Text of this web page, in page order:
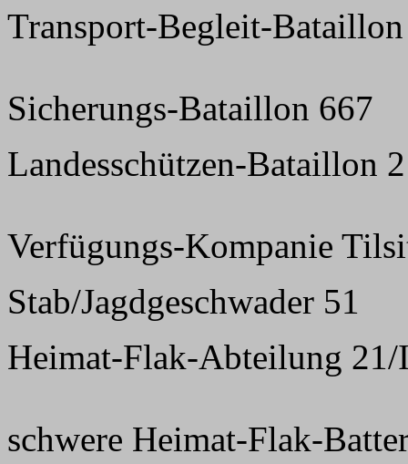
Transport-Begleit-
Sicherungs-Bataillon 667
Landesschützen-Bataillon
Verfügungs-Kompanie
Stab/Jagdgeschwader 51
Heimat-Flak-Abteilung 21/
schwere Heimat-Flak-